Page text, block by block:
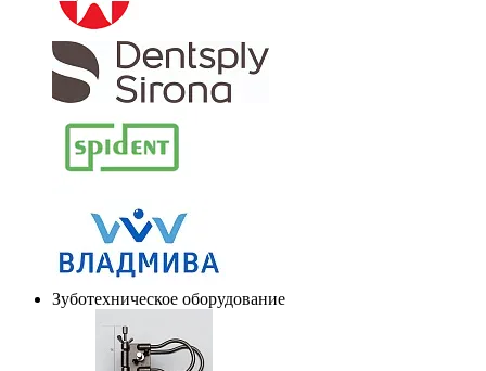
Зуботехническое оборудование